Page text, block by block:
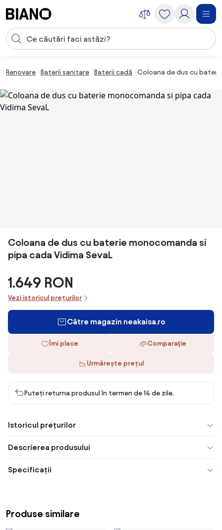
Introducerea căutării
Renovare Baterii sanitare Baterii cadă Coloana de dus cu
Coloana de dus cu baterie monocomanda si
pipa cada Vidima SevaL
1.649 RON
Vezi istoricul prețurilor
Către magazin neakaisa.ro
Îmi place Comparaţie
Urmărește prețul
Puteți returna produsul în termen de 14 de zile.
Istoricul prețurilor
Descrierea produsului
Specificații
Produse similare